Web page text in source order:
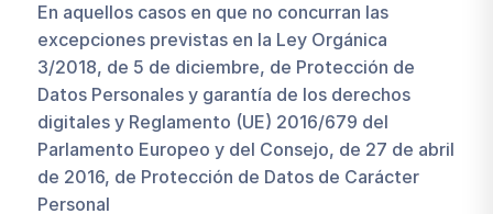
En aquellos casos en que no concurran las
excepciones previstas en la Ley Orgánica
3/2018, de 5 de diciembre, de Protección de
Datos Personales y garantía de los derechos
digitales y Reglamento (UE) 2016/679 del
Parlamento Europeo y del Consejo, de 27 de abril
de 2016, de Protección de Datos de Carácter
Personal